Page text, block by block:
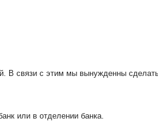
В связи с этим мы вынужденны
или в отделении банка.